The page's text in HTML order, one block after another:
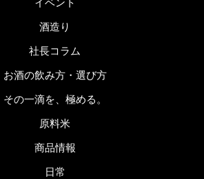
イベント
酒造り
社長コラム
お酒の飲み方・選び方
その一滴を、極める。
原料米
商品情報
日常